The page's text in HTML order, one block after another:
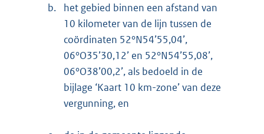
b.
het gebied binnen een afstand van
10 kilometer van de lijn tussen de
coördinaten 52°N54’55,04’,
06°O35’30,12’ en 52°N54’55,08’,
06°O38’00,2’, als bedoeld in de
bijlage ‘Kaart 10 km-zone’ van deze
vergunning, en